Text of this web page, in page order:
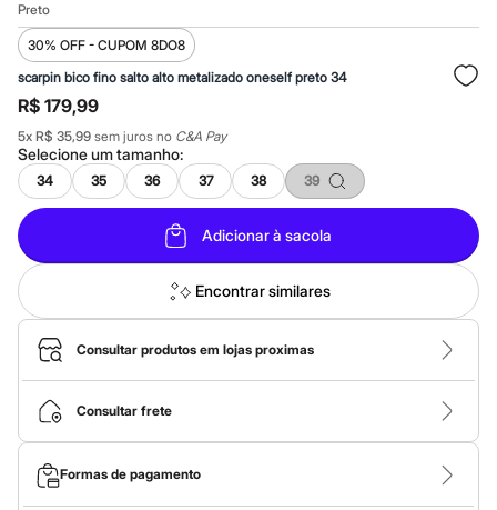
3 itens de beleza por R$129
Até 20% off
Até 40% off
Até 60% off
A partir de 60% off
Feminino
Em alta
Inverno
Alfaiataria
Novidades
Roupas
Blusas e Camisetas
Básicos
Calças
Casacos e Jaquetas
Jeans
Macacões
Saias
Shorts e Bermudas
Vestidos
Acessórios
Bolsas
Bonés e Chapéus
Bijoux
Cintos
Preto
30% OFF - CUPOM 8DO8
scarpin bico fino salto alto metalizado oneself preto 34
R$ 179,99
5x R$ 35,99 sem juros no C&A Pay
Selecione umtamanho:
34 35 36 37 38 39
Adicionar à sacola
Encontrar similares
Consultar produtos em lojas proximas
Consultar frete
Formas de pagamento